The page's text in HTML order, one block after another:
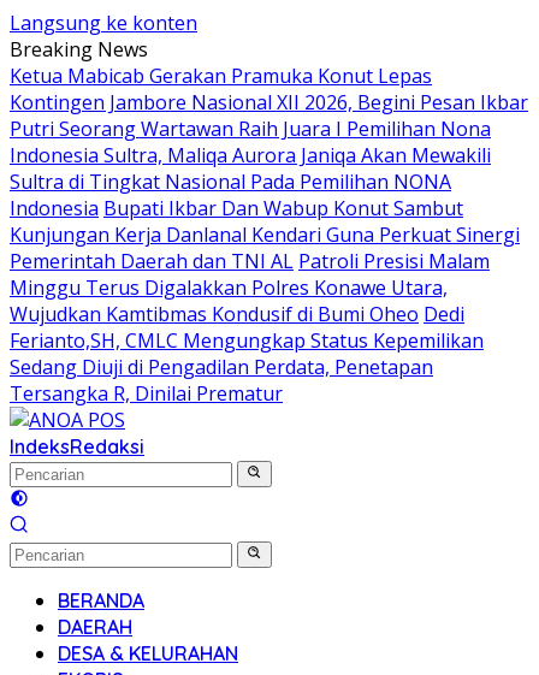
Langsung ke konten
Breaking News
Ketua Mabicab Gerakan Pramuka Konut Lepas
Kontingen Jambore Nasional XII 2026, Begini Pesan Ikbar
Putri Seorang Wartawan ‎Raih Juara I Pemilihan Nona
Indonesia Sultra, Maliqa Aurora Janiqa Akan Mewakili
Sultra di Tingkat Nasional Pada Pemilihan NONA
Indonesia Bupati Ikbar Dan Wabup Konut Sambut
Kunjungan Kerja Danlanal Kendari Guna Perkuat Sinergi
Pemerintah Daerah dan TNI AL Patroli Presisi Malam
Minggu Terus Digalakkan Polres Konawe Utara,
Wujudkan Kamtibmas Kondusif di Bumi Oheo Dedi
Ferianto,SH, CMLC Mengungkap Status Kepemilikan
Sedang Diuji di Pengadilan Perdata, Penetapan
Tersangka R, Dinilai Prematur
IndeksRedaksi
BERANDA
DAERAH
DESA & KELURAHAN